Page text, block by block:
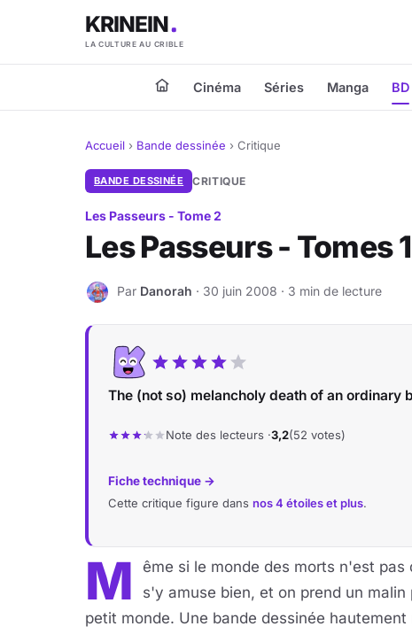
KRINEIN
LA CULTURE AU CRIBLE
Cinéma Séries Manga BD
Accueil › Bande dessinée › Critique
BANDE DESSINÉE CRITIQUE
Les Passeurs - Tome 2
Les Passeurs - Tomes
D Par Danorah · 30 juin 2008 · 3 min de lecture
The (not so) melancholy death of an ordinary
Note des lecteurs ·3,2(52 votes)
Fiche technique →
Cette critique figure dans nos 4 étoiles et plus.
M
ême si le monde des morts n'est
s'y amuse bien, et on prend un
petit monde. Une bande dessinée